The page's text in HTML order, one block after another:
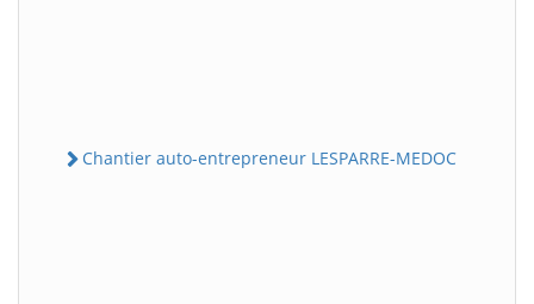
Chantier auto-entrepreneur LESPARRE-MEDOC